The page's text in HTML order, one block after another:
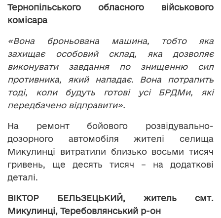
Тернопільського обласного військового
комісара
«Вона броньована машина, тобто яка
захищає особовий склад, яка дозволяє
виконувати завдання по знищенню сил
противника, який нападає. Вона потрапить
тоді, коли будуть готові усі БРДМи, які
передбачено відправити».
На ремонт бойового розвідувально-
дозорного автомобіля жителі селища
Микулинці витратили близько восьми тисяч
гривень, ще десять тисяч – на додаткові
деталі.
ВІКТОР БЕЛЬЗЕЦЬКИЙ, житель смт.
Микулинці, Теребовлянський р-он